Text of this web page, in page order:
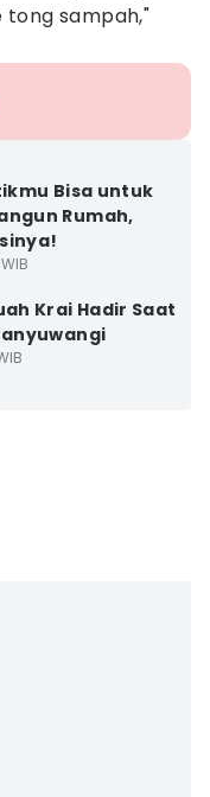
tong sampah,"
Bisa untuk
Rumah,
Krai Hadir Saat